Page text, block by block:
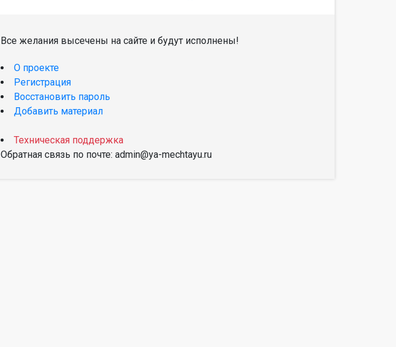
Все желания высечены на сайте и будут исполнены!
О проекте
Регистрация
Восстановить пароль
Добавить материал
Техническая поддержка
Обратная связь по почте: admin@ya-mechtayu.ru